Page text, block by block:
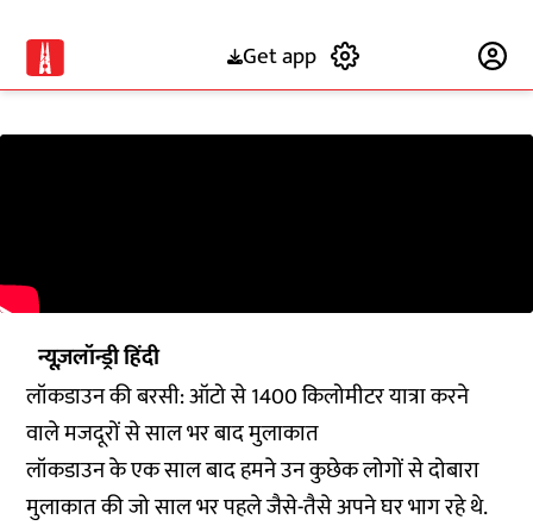
Get app
न्यूज़लॉन्ड्री हिंदी
लॉकडाउन की बरसी: ऑटो से 1400 किलोमीटर यात्रा करने
वाले मजदूरों से साल भर बाद मुलाकात
लॉकडाउन के एक साल बाद हमने उन कुछेक लोगों से दोबारा
मुलाकात की जो साल भर पहले जैसे-तैसे अपने घर भाग रहे थे.